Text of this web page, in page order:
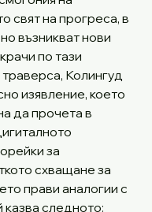
свят на прогреса, в
възникват нови
по тази
Колингуд
изявление, което
да прочета в
за
схващане за
прави аналогии с
казва следното: